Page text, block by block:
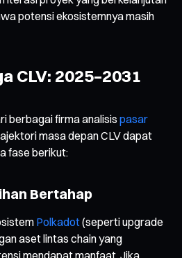
potensi ekosistemnya masih
CLV: 2025–2031
berbagai firma analisis pasar
masa depan CLV dapat
fase berikut:
Bertahap
Polkadot(seperti upgrade
aset lintas chain yang
mendapat manfaat. Jika